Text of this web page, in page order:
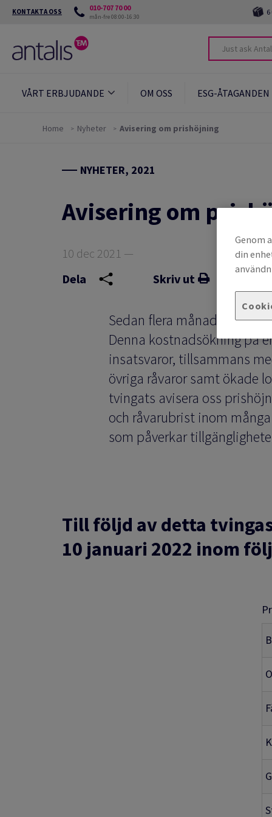
KONTAKTA OSS 010-707 70 00
mån-fre 08:00-16:30 6
VÅRT ERBJUDANDE OM OSS ESG-ÅTAGANDEN
Home Nyheter Avisering om prishöjning
NYHETER, 2021
Avisering om
10 dec 2021 —
Dela
Skriv ut
Sedan flera månader har vi
Denna kostnadsökning på
insatsvaror, tillsammans
övriga råvaror samt ökade
tvingats avisera oss
och råvarubrist inom
som påverkar
Till följd av detta
10 januari 2022 inom
Genom
din